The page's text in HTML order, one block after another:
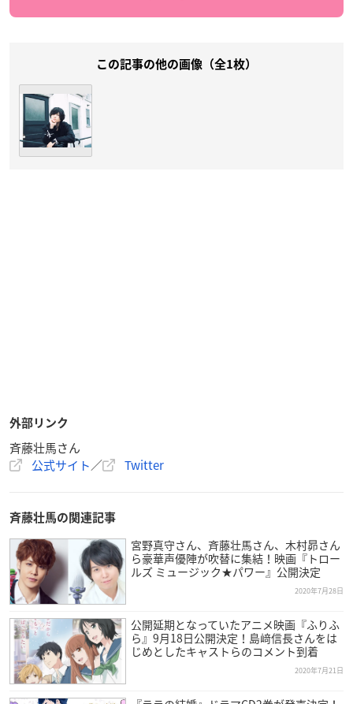
この記事の他の画像（全1枚）
外部リンク
斉藤壮馬さん
公式サイト／ Twitter
斉藤壮馬の関連記事
宮野真守さん、斉藤壮馬さん、木村昴さん
ら豪華声優陣が吹替に集結！映画『トロー
ルズ ミュージック★パワー』公開決定
2020年7月28日
公開延期となっていたアニメ映画『ふりふ
ら』9月18日公開決定！島﨑信長さんをは
じめとしたキャストらのコメント到着
2020年7月21日